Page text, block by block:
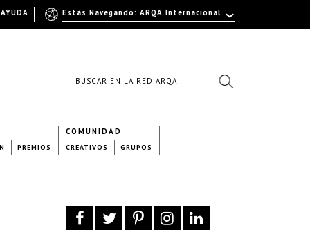
PREMIOS
COMUNIDAD
CREATIVOS GRUPOS
Estás Navegando: ARQA Internacional
AYUDA